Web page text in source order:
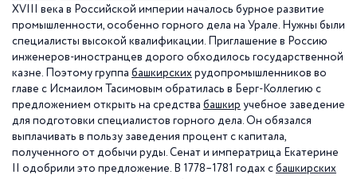
XVIII века в Российской империи началось бурное развитие
промышленности, особенно горного дела на Урале. Нужны были
специалисты высокой квалификации. Приглашение в Россию
инженеров-иностранцев дорого обходилось государственной
казне. Поэтому группа башкирских рудопромышленников во
главе с Исмаилом Тасимовым обратилась в Берг-Коллегию с
предложением открыть на средства башкир учебное заведение
для подготовки специалистов горного дела. Он обязался
выплачивать в пользу заведения процент с капитала,
полученного от добычи руды. Сенат и императрица Екатерине
II одобрили это предложение. В 1778–1781 годах с башкирских